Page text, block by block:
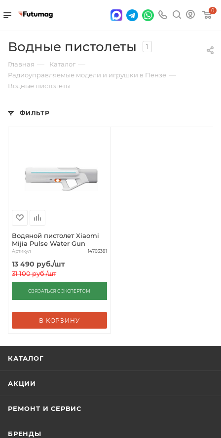
0
Водные пистолеты 1
Главная — Каталог —
Радиоуправляемые модели и игрушки в Пензе —
Водные пистолеты
ФИЛЬТР
Водяной пистолет Xiaomi
Mijia Pulse Water Gun
Артикул 14703381
13 490 руб./шт
31 100руб./шт
СВЯЗАТЬСЯ С ЭКСПЕРТОМ
В КОРЗИНУ
КАТАЛОГ
АКЦИИ
РЕМОНТ И СЕРВИС
БРЕНДЫ